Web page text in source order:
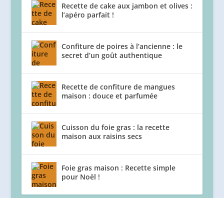
Recette de cake aux jambon et olives :
l’apéro parfait !
Confiture de poires à l’ancienne : le
secret d’un goût authentique
Recette de confiture de mangues
maison : douce et parfumée
Cuisson du foie gras : la recette
maison aux raisins secs
Foie gras maison : Recette simple
pour Noël !